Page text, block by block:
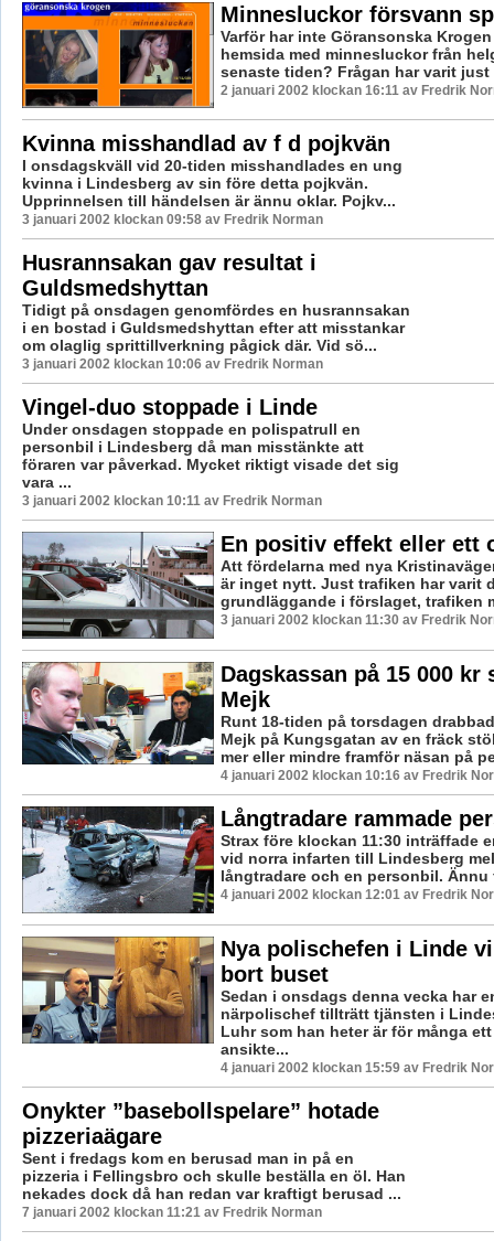
Minnesluckor försvann
Varför har inte Göransonska
hemsida med minnesluckor från
senaste tiden? Frågan har varit
2 januari 2002 klockan 16:11 av Fredrik
Kvinna misshandlad av f d pojkvän
I onsdagskväll vid 20-tiden misshandlades en ung
kvinna i Lindesberg av sin före detta pojkvän.
Upprinnelsen till händelsen är ännu oklar. Pojkv...
3 januari 2002 klockan 09:58 av Fredrik Norman
Husrannsakan gav resultat i
Guldsmedshyttan
Tidigt på onsdagen genomfördes en husrannsakan
i en bostad i Guldsmedshyttan efter att misstankar
om olaglig sprittillverkning pågick där. Vid sö...
3 januari 2002 klockan 10:06 av Fredrik Norman
Vingel-duo stoppade i Linde
Under onsdagen stoppade en polispatrull en
personbil i Lindesberg då man misstänkte att
föraren var påverkad. Mycket riktigt visade det sig
vara ...
3 januari 2002 klockan 10:11 av Fredrik Norman
En positiv effekt eller ett
Att fördelarna med nya
är inget nytt. Just trafiken har varit
grundläggande i förslaget, trafiken
3 januari 2002 klockan 11:30 av Fredrik
Dagskassan på 15 000 kr
Mejk
Runt 18-tiden på torsdagen
Mejk på Kungsgatan av en fräck
mer eller mindre framför näsan på
4 januari 2002 klockan 10:16 av Fredrik
Långtradare rammade
Strax före klockan 11:30 inträffade
vid norra infarten till Lindesberg
långtradare och en personbil. Ännu
4 januari 2002 klockan 12:01 av Fredrik
Nya polischefen i Linde
bort buset
Sedan i onsdags denna vecka har
närpolischef tillträtt tjänsten i
Luhr som han heter är för många
ansikte...
4 januari 2002 klockan 15:59 av Fredrik
Onykter ”basebollspelare” hotade
pizzeriaägare
Sent i fredags kom en berusad man in på en
pizzeria i Fellingsbro och skulle beställa en öl. Han
nekades dock då han redan var kraftigt berusad ...
7 januari 2002 klockan 11:21 av Fredrik Norman